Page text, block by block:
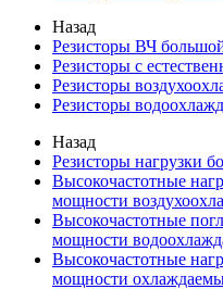
Назад
Резисторы ВЧ
Резисторы с
Резисторы
Резисторы
Назад
Резисторы нагрузки
Высокочастотные
мощности
Высокочастотные
мощности
Высокочастотные
мощности